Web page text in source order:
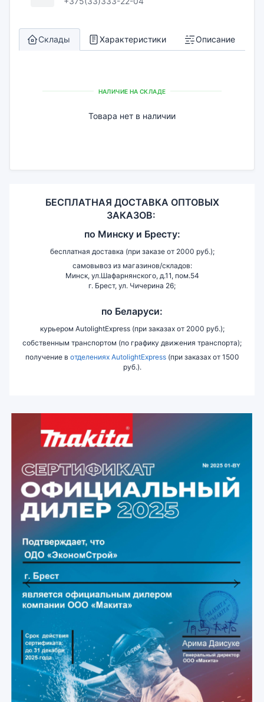
Склады Характеристики Описание
НАЛИЧИЕ НА СКЛАДЕ
Товара нет в наличии
БЕСПЛАТНАЯ ДОСТАВКА ОПТОВЫХ
ЗАКАЗОВ:
по Минску и Бресту:
бесплатная доставка (при заказе от 2000 руб.);
самовывоз из магазинов/складов:
Минск, ул.Шафарнянского, д.11, пом.54
г. Брест, ул. Чичерина 26;
по Беларуси:
курьером AutolightExpress (при заказах от 2000 руб.);
собственным транспортом (по графику движения транспорта);
получение в отделениях AutolightExpress(при заказах от 1500
руб.).
Previous Next